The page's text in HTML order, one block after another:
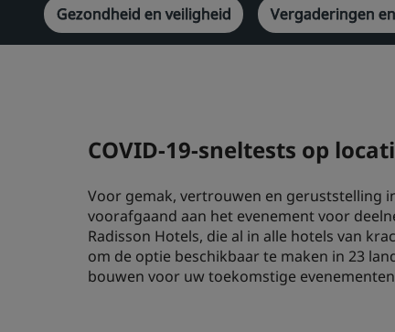
Gezondheid en veiligheid Vergaderingen
COVID-19-sneltests op
Voor gemak, vertrouwen en geruststelling
voorafgaand aan het evenement voor
Radisson Hotels, die al in alle hotels van
om de optie beschikbaar te maken in 23
bouwen voor uw toekomstige